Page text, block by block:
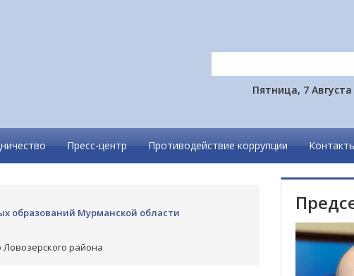
Пятница, 7 Августа
Пресс-центр Противодействие коррупции
образований Мурманской области
района